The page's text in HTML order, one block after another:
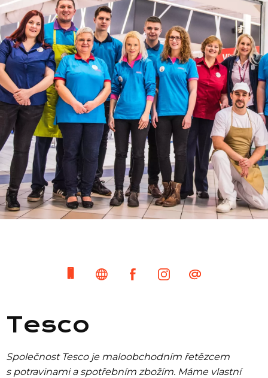
Tesco
Společnost Tesco je maloobchodním řetězcem
s potravinami a spotřebním zbožím. Máme vlastní